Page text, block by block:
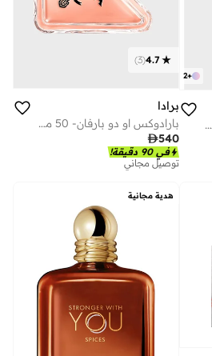
+
2
بوس بوتلد أبسولو بارفان إنتنس 50 مل
4.7
(
3
)
برادا
بارادوكس او دو بارفان- 50 مل
540
في 90 دقيقة!
توصيل مجاني
هدية مجانية